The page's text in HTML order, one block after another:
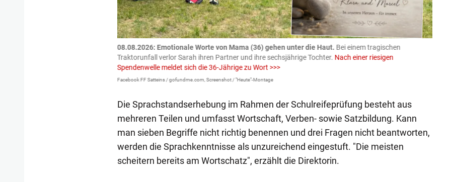
08.08.2026: Emotionale Worte von Mama (36) gehen unter die Haut. Bei einem tragischen
Traktorunfall verlor Sarah ihren Partner und ihre sechsjährige Tochter. Nach einer riesigen
Spendenwelle meldet sich die 36-Jährige zu Wort >>>
Facebook FF Satteins / gofundme.com, Screenshot / "Heute"-Montage
Die Sprachstandserhebung im Rahmen der Schulreifeprüfung besteht aus
mehreren Teilen und umfasst Wortschaft, Verben- sowie Satzbildung. Kann
man sieben Begriffe nicht richtig benennen und drei Fragen nicht beantworten,
werden die Sprachkenntnisse als unzureichend eingestuft. "Die meisten
scheitern bereits am Wortschatz", erzählt die Direktorin.